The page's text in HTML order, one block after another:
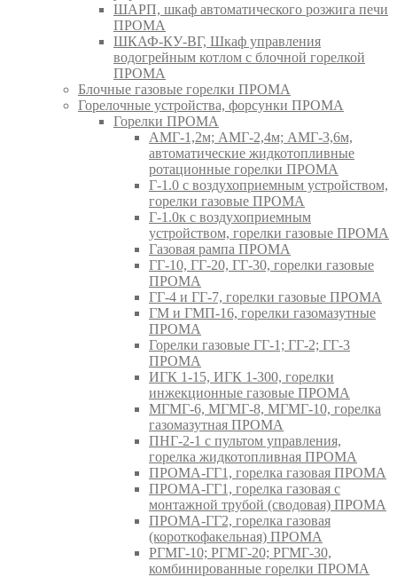
ШАРП, шкаф автоматического розжига печи
ПРОМА
ШКАФ-КУ-ВГ, Шкаф управления
водогрейным котлом с блочной горелкой
ПРОМА
Блочные газовые горелки ПРОМА
Горелочные устройства, форсунки ПРОМА
Горелки ПРОМА
АМГ-1,2м; АМГ-2,4м; АМГ-3,6м,
автоматические жидкотопливные
ротационные горелки ПРОМА
Г-1.0 с воздухоприемным устройством,
горелки газовые ПРОМА
Г-1.0к с воздухоприемным
устройством, горелки газовые ПРОМА
Газовая рампа ПРОМА
ГГ-10, ГГ-20, ГГ-30, горелки газовые
ПРОМА
ГГ-4 и ГГ-7, горелки газовые ПРОМА
ГМ и ГМП-16, горелки газомазутные
ПРОМА
Горелки газовые ГГ-1; ГГ-2; ГГ-3
ПРОМА
ИГК 1-15, ИГК 1-300, горелки
инжекционные газовые ПРОМА
МГМГ-6, МГМГ-8, МГМГ-10, горелка
газомазутная ПРОМА
ПНГ-2-1 с пультом управления,
горелка жидкотопливная ПРОМА
ПРОМА-ГГ1, горелка газовая ПРОМА
ПРОМА-ГГ1, горелка газовая с
монтажной трубой (сводовая) ПРОМА
ПРОМА-ГГ2, горелка газовая
(короткофакельная) ПРОМА
РГМГ-10; РГМГ-20; РГМГ-30,
комбинированные горелки ПРОМА